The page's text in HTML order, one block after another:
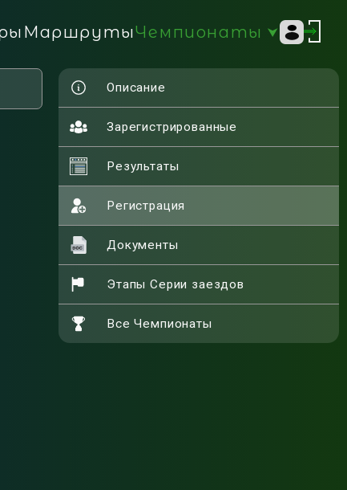
МаршрутыЧемпионаты
Описание
Зарегистрированные
Результаты
Регистрация
Документы
Этапы Серии заездов
Все Чемпионаты